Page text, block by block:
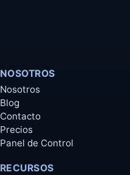
NOSOTROS
Nosotros
Blog
Contacto
Precios
Panel de Control
RECURSOS